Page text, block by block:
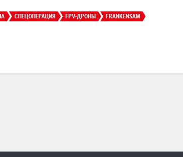
СПЕЦОПЕРАЦИЯ FPV-ДРОНЫ FRANKENSAM